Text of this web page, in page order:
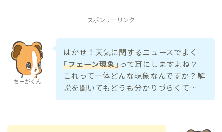
スポンサーリンク
ちーがくん
はかせ！天気に関するニュースでよく
｢フェーン現象｣って耳にしますよね？
これって一体どんな現象なんですか？解
説を聞いてもどうも分かりづらくて…